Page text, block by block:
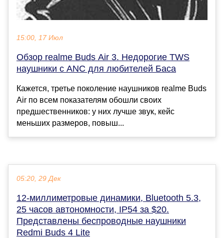
15:00, 17 Июл
Обзор realme Buds Air 3. Недорогие TWS
наушники с ANC для любителей Баса
Кажется, третье поколение наушников realme Buds
Air по всем показателям обошли своих
предшественников: у них лучше звук, кейс
меньших размеров, повыш...
05:20, 29 Дек
12-миллиметровые динамики, Bluetooth 5.3,
25 часов автономности, IP54 за $20.
Представлены беспроводные наушники
Redmi Buds 4 Lite